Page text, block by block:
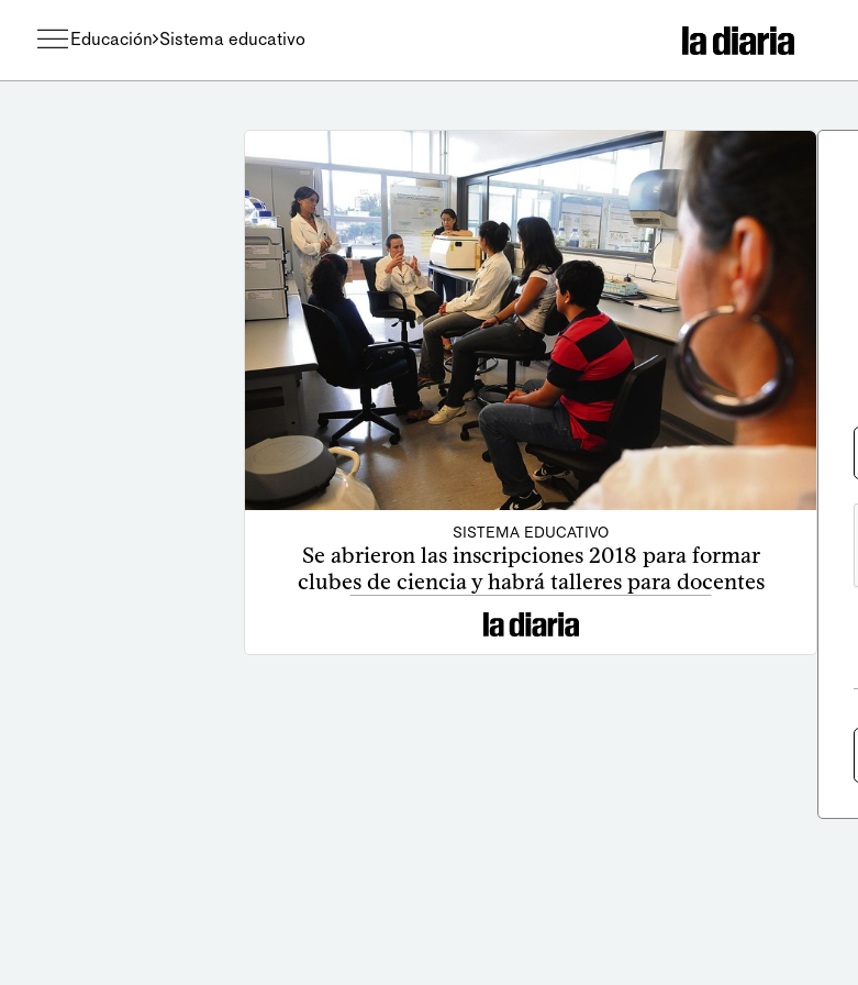
Educación Sistema educativo
SISTEMA EDUCATIVO
Se abrieron las inscripciones 2018 para formar
clubes de ciencia y habrá talleres para docentes